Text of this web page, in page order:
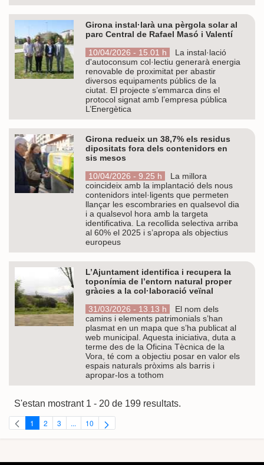
Girona instal·larà una pèrgola solar al
parc Central de Rafael Masó i Valentí
10/04/2026 - 15.01 h
La instal·lació
d'autoconsum col·lectiu generarà energia
renovable de proximitat per abastir
diversos equipaments públics de la
ciutat. El projecte s’emmarca dins el
protocol signat amb l’empresa pública
L’Energètica
Girona redueix un 38,7% els residus
dipositats fora dels contenidors en
sis mesos
10/04/2026 - 9.25 h
La millora
coincideix amb la implantació dels nous
contenidors intel·ligents que permeten
llançar les escombraries en qualsevol dia
i a qualsevol hora amb la targeta
identificativa. La recollida selectiva arriba
al 60% el 2025 i s’apropa als objectius
europeus
L’Ajuntament identifica i recupera la
toponímia de l’entorn natural proper
gràcies a la col·laboració veïnal
31/03/2026 - 13.13 h
El nom dels
camins i elements patrimonials s’han
plasmat en un mapa que s’ha publicat al
web municipal. Aquesta iniciativa, duta a
terme des de la Oficina Tècnica de la
Vora, té com a objectiu posar en valor els
espais naturals pròxims als barris i
apropar-los a tothom
S'estan mostrant 1 - 20 de 199 resultats.
Pàgina
1 Pàgina
2 Pàgina
3 ...Pàgines intermèdies Utilitzeu TAB per navegar.
Pàgina
10